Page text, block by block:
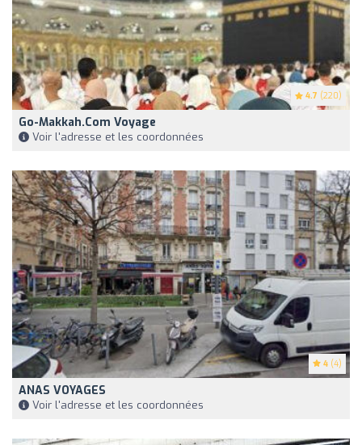
4.7 (220)
Go-Makkah.com Voyage
Voir l'adresse et les coordonnées
4 (4)
ANAS VOYAGES
Voir l'adresse et les coordonnées